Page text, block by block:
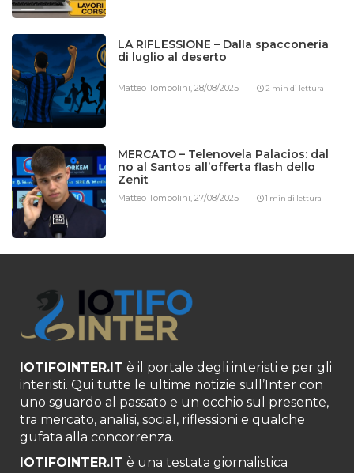
LA RIFLESSIONE – Dalla spacconeria
di luglio al deserto
Matteo Tombolini,28/08/2025 2 min di lettura
MERCATO – Telenovela Palacios: dal
no al Santos all’offerta flash dello
Zenit
Matteo Tombolini,27/08/2025 1 min di lettura
IOTIFOINTER.IT è il portale degli interisti e per gli
interisti. Qui tutte le ultime notizie sull’Inter con
uno sguardo al passato e un occhio sul presente,
tra mercato, analisi, social, riflessioni e qualche
gufata alla concorrenza.
IOTIFOINTER.IT è una testata giornalistica